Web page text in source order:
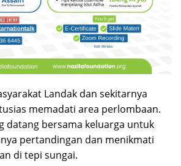
Landak dan sekitarnya
memadati area perlombaan.
datang bersama keluarga untuk
pertandingan dan menikmati
di tepi sungai.